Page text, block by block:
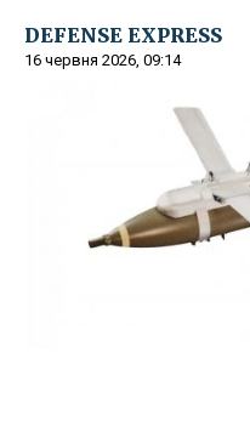
DEFENSE EXPRESS
16 червня 2026, 09:14